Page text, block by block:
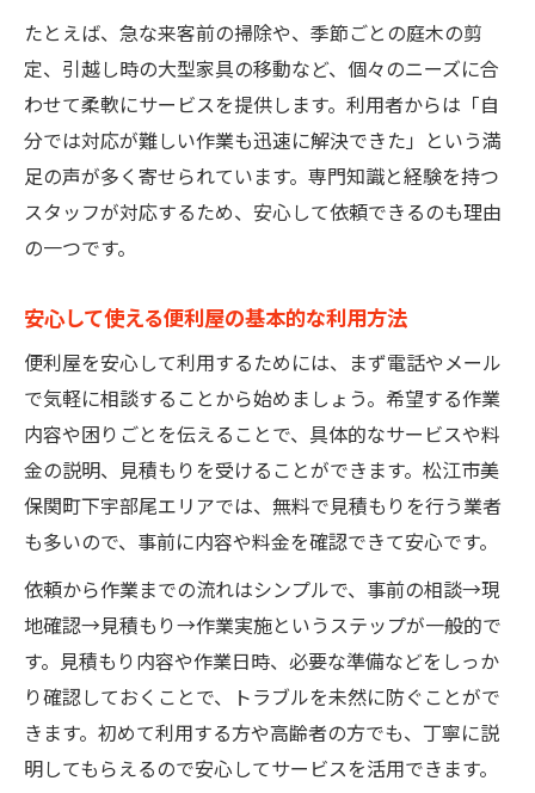
便利屋利用者の体験談を参考にする方法
信頼できる口コミを見極めるための注意点
たとえば、急な来客前の掃除や、季節ごとの庭木の剪
定、引越し時の大型家具の移動など、個々のニーズに合
わせて柔軟にサービスを提供します。利用者からは「自
分では対応が難しい作業も迅速に解決できた」という満
足の声が多く寄せられています。専門知識と経験を持つ
スタッフが対応するため、安心して依頼できるのも理由
の一つです。
安心して使える便利屋の基本的な利用方法
便利屋を安心して利用するためには、まず電話やメール
で気軽に相談することから始めましょう。希望する作業
内容や困りごとを伝えることで、具体的なサービスや料
金の説明、見積もりを受けることができます。松江市美
保関町下宇部尾エリアでは、無料で見積もりを行う業者
も多いので、事前に内容や料金を確認できて安心です。
依頼から作業までの流れはシンプルで、事前の相談→現
地確認→見積もり→作業実施というステップが一般的で
す。見積もり内容や作業日時、必要な準備などをしっか
り確認しておくことで、トラブルを未然に防ぐことがで
きます。初めて利用する方や高齢者の方でも、丁寧に説
明してもらえるので安心してサービスを活用できます。